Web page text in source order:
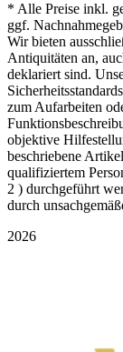
* Alle Preise inkl.
ggf.
Wir bieten
Antiquitäten an,
deklariert sind.
zum Aufarbeiten
objektive
beschriebene
qualifiziertem
2 ) durchgeführt
durch
2026